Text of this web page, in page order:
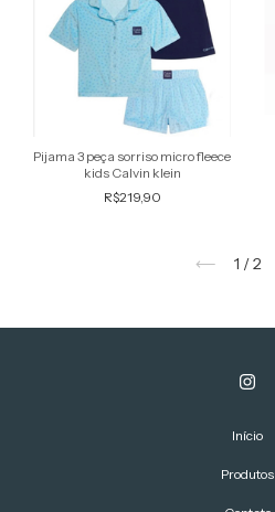
Pijama 3 peça sorriso micro fleece
kids Calvin klein
R$219,90
1 /2
Início
Produtos